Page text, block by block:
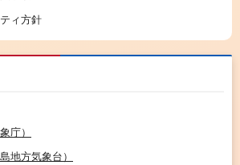
ィ方針
庁）
地方気象台）